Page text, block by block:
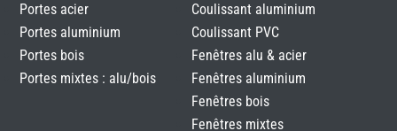
Portes acier
Portes aluminium
Portes bois
Portes mixtes : alu/bois
Coulissant aluminium
Coulissant PVC
Fenêtres alu & acier
Fenêtres aluminium
Fenêtres bois
Fenêtres mixtes